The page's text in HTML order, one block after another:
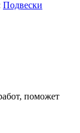
Подвески
поможет